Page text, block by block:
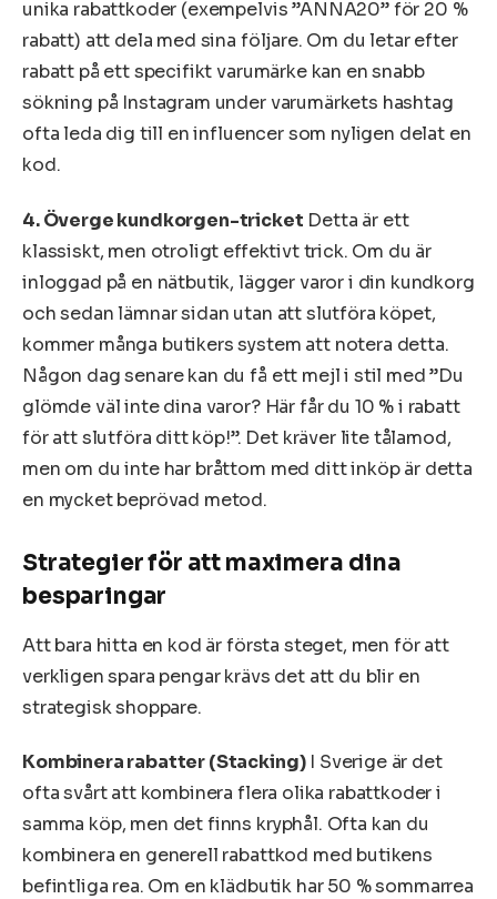
unika rabattkoder (exempelvis ”ANNA20” för 20 %
rabatt) att dela med sina följare. Om du letar efter
rabatt på ett specifikt varumärke kan en snabb
sökning på Instagram under varumärkets hashtag
ofta leda dig till en influencer som nyligen delat en
kod.
4. Överge kundkorgen-tricket Detta är ett
klassiskt, men otroligt effektivt trick. Om du är
inloggad på en nätbutik, lägger varor i din kundkorg
och sedan lämnar sidan utan att slutföra köpet,
kommer många butikers system att notera detta.
Någon dag senare kan du få ett mejl i stil med ”Du
glömde väl inte dina varor? Här får du 10 % i rabatt
för att slutföra ditt köp!”. Det kräver lite tålamod,
men om du inte har bråttom med ditt inköp är detta
en mycket beprövad metod.
Strategier för att maximera dina
besparingar
Att bara hitta en kod är första steget, men för att
verkligen spara pengar krävs det att du blir en
strategisk shoppare.
Kombinera rabatter (Stacking)I Sverige är det
ofta svårt att kombinera flera olika rabattkoder i
samma köp, men det finns kryphål. Ofta kan du
kombinera en generell rabattkod med butikens
befintliga rea. Om en klädbutik har 50 % sommarrea